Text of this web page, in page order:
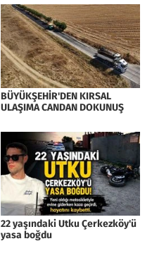
BÜYÜKŞEHİR'DEN KIRSAL
ULAŞIMA CANDAN DOKUNUŞ
22 yaşındaki Utku Çerkezköy'ü
yasa boğdu